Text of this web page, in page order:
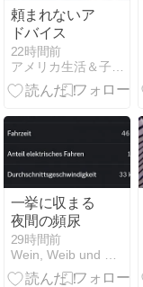
頼まれないア
ドバイス
22時間前
アメリカ生活＆子育て、恋愛、国際再婚日記
一挙に収まる
夜間の頻尿
29時間前
Wein, Weib und Gesang